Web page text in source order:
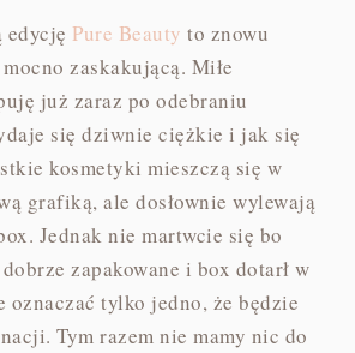
edycję Pure Beauty to znowu
zaskakującą. Miłe
już zaraz po odebraniu
się dziwnie ciężkie i jak się
kosmetyki mieszczą się w
grafiką, ale dosłownie wylewają
Jednak nie martwcie się bo
zapakowane i box dotarł w
oznaczać tylko jedno, że będzie
Tym razem nie mamy nic do